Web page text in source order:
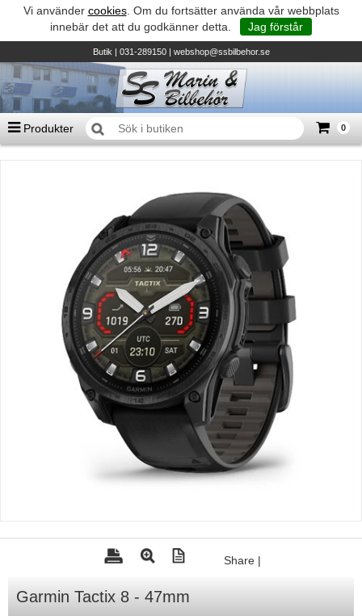
Vi använder cookies. Om du fortsätter använda vår webbplats
innebär det att du godkänner detta.
Jag förstår
Butik| 031-289150 | webshop@ssbilbehor.se
Produkter 0
TILL KASSAN
Biltillbehör och reservdelar - BDS
Suzuki - Utombordare
Suzumar - Gummibåtar
Honda - Utombordare
HonWave - Gummibåtar
Honda - Elverk & Pumpar
Tohatsu - Utombordare
Minn Kota - elmotorer
Volvo Penta Servicedelar
Mercury Servicedelar
Lowrance
Share |
Garmin Tactix 8 - 47mm